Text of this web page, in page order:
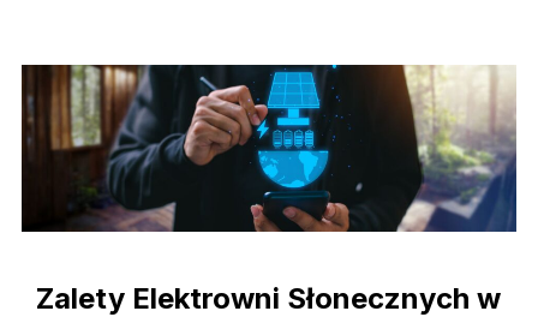
Zalety Elektrowni Słonecznych w